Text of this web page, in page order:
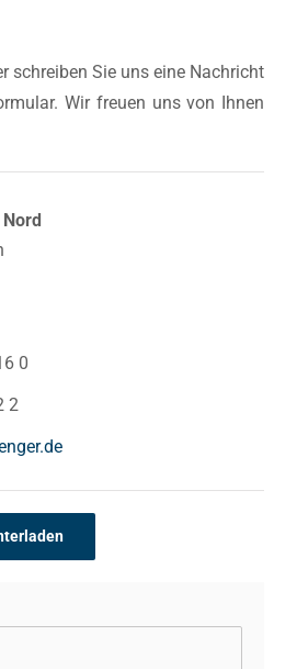
schreiben Sie uns eine Nachricht
Wir freuen uns von Ihnen
0
2